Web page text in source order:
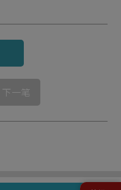
下一笔